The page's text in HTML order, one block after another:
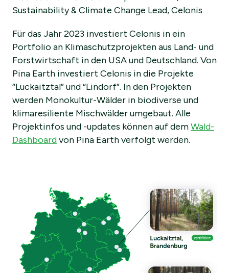
Sustainability & Climate Change Lead, Celonis
Für das Jahr 2023 investiert Celonis in ein
Portfolio an Klimaschutzprojekten aus Land- und
Forstwirtschaft in den USA und Deutschland. Von
Pina Earth investiert Celonis in die Projekte
“Luckaitztal” und “Lindorf”. In den Projekten
werden Monokultur-Wälder in biodiverse und
klimaresiliente Mischwälder umgebaut. Alle
Projektinfos und -updates können auf demWald-
Dashboardvon Pina Earth verfolgt werden.